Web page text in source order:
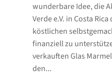
wunderbare Idee, die
Verde e.V. in Costa
köstlichen
finanziell zu
verkauften Glas
den...